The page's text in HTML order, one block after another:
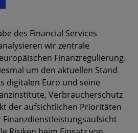
des Financial Services
wir zentrale
Finanzregulierung.
um den aktuellen Stand
digitalen Euro und seine
Verbraucherschutz
der aufsichtlichen Prioritäten